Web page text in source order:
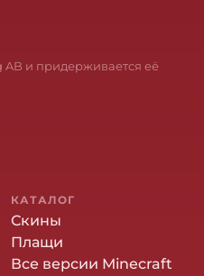
AB и придерживается её
КАТАЛОГ
Скины
Плащи
Все версии Minecraft